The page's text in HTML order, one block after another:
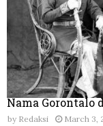
Nama Gorontalo
by Redaksi March 3,